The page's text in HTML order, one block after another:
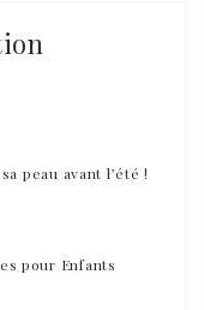
peau avant l’été !
pour Enfants